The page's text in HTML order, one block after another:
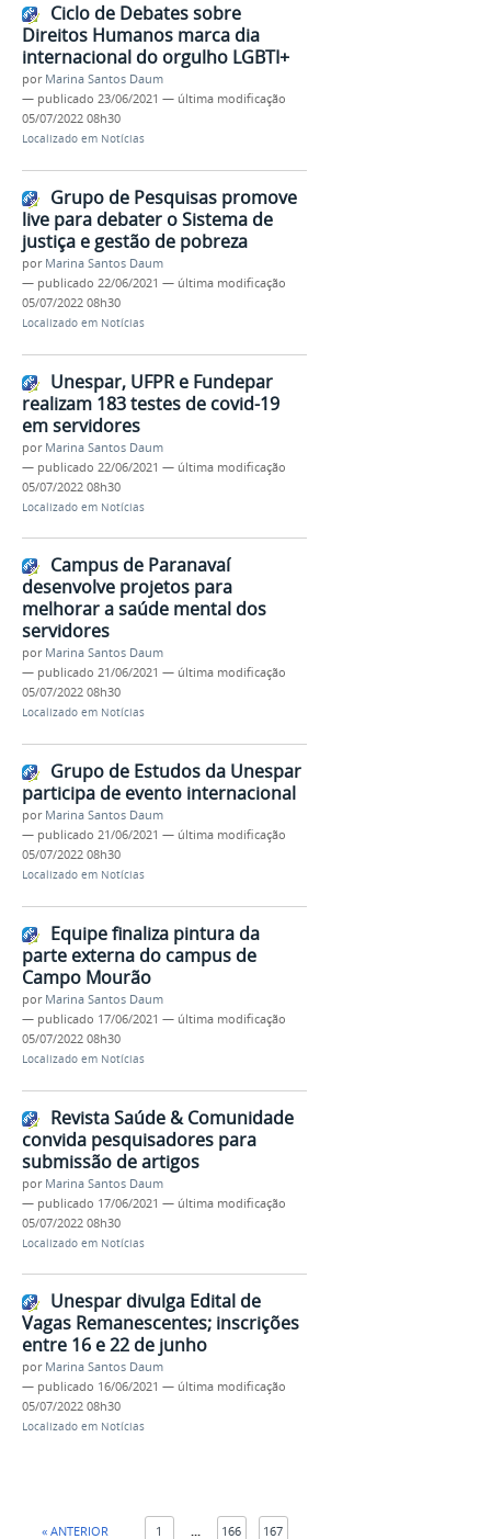
Ciclo de Debates sobre
Direitos Humanos marca dia
internacional do orgulho LGBTI+
por Marina Santos Daum
— publicado 23/06/2021 — última modificação
05/07/2022 08h30
Localizado em Notícias
Grupo de Pesquisas promove
live para debater o Sistema de
justiça e gestão de pobreza
por Marina Santos Daum
— publicado 22/06/2021 — última modificação
05/07/2022 08h30
Localizado em Notícias
Unespar, UFPR e Fundepar
realizam 183 testes de covid-19
em servidores
por Marina Santos Daum
— publicado 22/06/2021 — última modificação
05/07/2022 08h30
Localizado em Notícias
Campus de Paranavaí
desenvolve projetos para
melhorar a saúde mental dos
servidores
por Marina Santos Daum
— publicado 21/06/2021 — última modificação
05/07/2022 08h30
Localizado em Notícias
Grupo de Estudos da Unespar
participa de evento internacional
por Marina Santos Daum
— publicado 21/06/2021 — última modificação
05/07/2022 08h30
Localizado em Notícias
Equipe finaliza pintura da
parte externa do campus de
Campo Mourão
por Marina Santos Daum
— publicado 17/06/2021 — última modificação
05/07/2022 08h30
Localizado em Notícias
Revista Saúde & Comunidade
convida pesquisadores para
submissão de artigos
por Marina Santos Daum
— publicado 17/06/2021 — última modificação
05/07/2022 08h30
Localizado em Notícias
Unespar divulga Edital de
Vagas Remanescentes; inscrições
entre 16 e 22 de junho
por Marina Santos Daum
— publicado 16/06/2021 — última modificação
05/07/2022 08h30
Localizado em Notícias
« ANTERIOR 1 ... 166 167